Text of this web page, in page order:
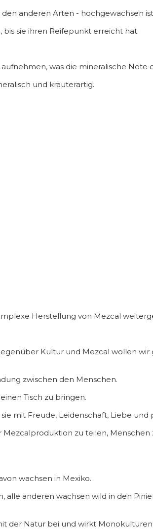
anderen Arten - hochgewachsen
bis sie ihren Reifepunkt erreicht hat.
was die mineralische Note
und kräuterartig.
Herstellung von Mezcal
Kultur und Mezcal wollen
zwischen den Menschen.
Tisch zu bringen.
mit Freude, Leidenschaft, Liebe und
zu teilen,
wachsen in Mexiko.
anderen wachsen wild in den
der Natur bei und wirkt